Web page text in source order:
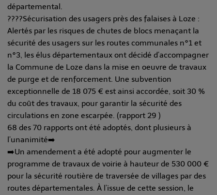
départemental.
????Sécurisation des usagers près des falaises à Loze :
Alertés par les risques de chutes de blocs menaçant la
sécurité des usagers sur les routes communales n°1 et
n°3, les élus départementaux ont décidé d’accompagner
la Commune de Loze dans la mise en oeuvre de travaux
de purge et de renforcement. Une subvention
exceptionnelle de 18 075 € est ainsi accordée, soit 30 %
du coût des travaux, pour garantir la sécurité des
circulations en zone escarpée. (rapport 29 )
68 des 70 rapports ont été adoptés, dont plusieurs à
l’unanimité➡️
➡️Un amendement a été adopté pour augmenter le
programme de travaux de voirie à hauteur de 530 000 €
pour la sécurité routière de traversée de villages par des
routes départementales. À l’issue de cette session, le